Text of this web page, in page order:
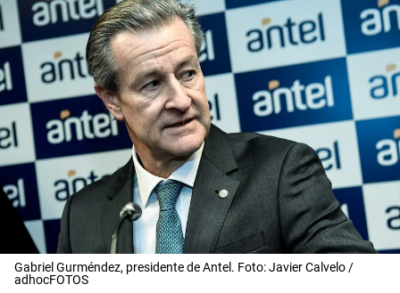
Gabriel Gurméndez, presidente de Antel. Foto: Javier Calvelo /
adhocFOTOS